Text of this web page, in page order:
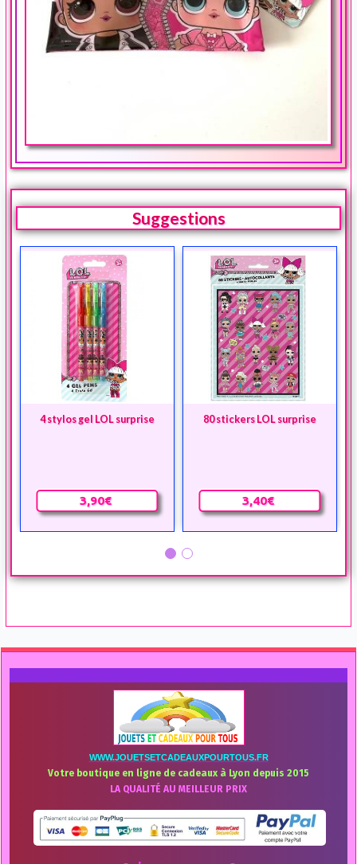
Suggestions
4 stylos gel LOL surprise
3,90€
80 stickers LOL surprise
3,40€
WWW.JOUETSETCADEAUXPOURTOUS.FR
Votre boutique en ligne de cadeaux à Lyon depuis 2015
LA QUALITÉ AU MEILLEUR PRIX